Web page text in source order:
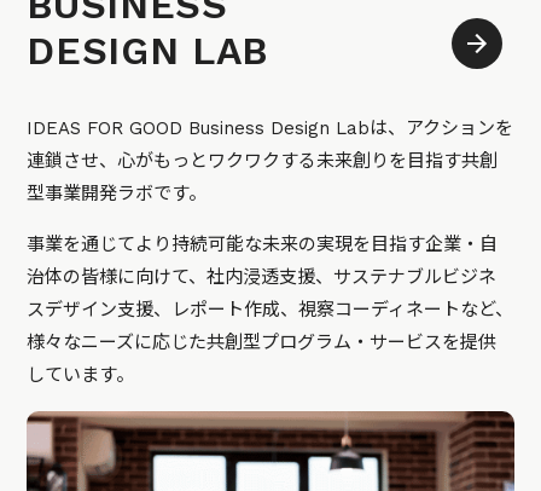
DESIGN LAB
IDEAS FOR GOOD Business Design Labは、アクションを
連鎖させ、心がもっとワクワクする未来創りを目指す共創
型事業開発ラボです。
事業を通じてより持続可能な未来の実現を目指す企業・自
治体の皆様に向けて、社内浸透支援、サステナブルビジネ
スデザイン支援、レポート作成、視察コーディネートなど、
様々なニーズに応じた共創型プログラム・サービスを提供
しています。